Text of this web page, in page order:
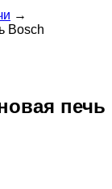
→
Bosch
печь